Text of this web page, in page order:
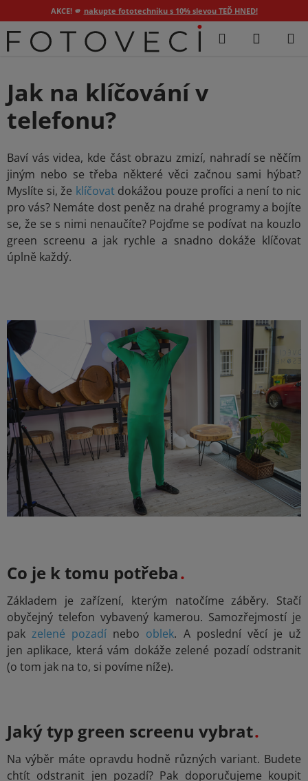
AKCE! 🫵 nakupte fototechniku s 10% slevou TEĎ HNED!
Přejít
na
Hledat
Jak na klíčování v
telefonu?
Baví vás videa, kde část obrazu zmizí, nahradí se něčím
jiným nebo se třeba některé věci začnou sami hýbat?
Myslíte si, že klíčovatdokážou pouze profíci a není to nic
pro vás? Nemáte dost peněz na drahé programy a bojíte
se, že se s nimi nenaučíte? Pojďme se podívat na kouzlo
green screenu a jak rychle a snadno dokáže klíčovat
úplně každý.
Co je k tomu potřeba
Základem je zařízení, kterým natočíme záběry. Stačí
obyčejný telefon vybavený kamerou. Samozřejmostí je
pakzelené pozadí nebo oblek. A poslední věcí je už
jen aplikace, která vám dokáže zelené pozadí odstranit
(o tom jak na to, si povíme níže).
Jaký typ green screenu vybrat
Na výběr máte opravdu hodně různých variant. Budete
chtít odstranit jen pozadí? Pak doporučujeme koupit